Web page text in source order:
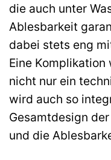
die auch unter
Ablesbarkeit
dabei stets eng
Eine Komplikation
nicht nur ein
wird auch so
Gesamtdesign
und die